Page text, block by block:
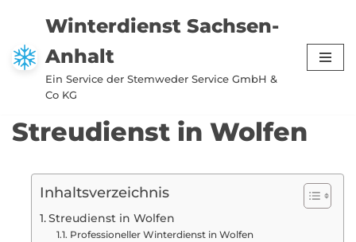
Zum
Inhalt
springen
Winterdienst Sachsen-
Anhalt
Ein Service der Stemweder Service GmbH &
Co KG
Streudienst in Wolfen
Inhaltsverzeichnis
Streudienst in Wolfen
Professioneller Winterdienst in Wolfen